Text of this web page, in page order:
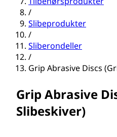
/
Slibeprodukter
/
Sliberondeller
/
Grip Abrasive Discs
Grip Abrasive
Slibeskiver)